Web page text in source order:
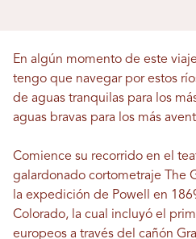
En algún momento de este
tengo que navegar por estos
de aguas tranquilas para los
aguas bravas para los más
Comience su recorrido en el
galardonado cortometraje The
la expedición de Powell en
Colorado, la cual incluyó el
europeos a través del cañón